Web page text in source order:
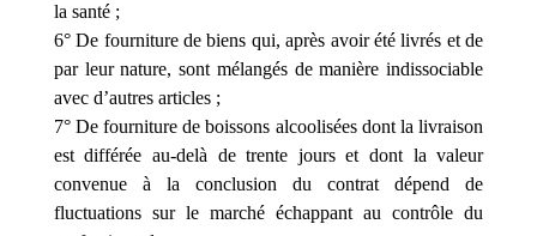
la santé ;
6° De fourniture de biens qui, après avoir été livrés et de
par leur nature, sont mélangés de manière indissociable
avec d’autres articles ;
7° De fourniture de boissons alcoolisées dont la livraison
est différée au-delà de trente jours et dont la valeur
convenue à la conclusion du contrat dépend de
fluctuations sur le marché échappant au contrôle du